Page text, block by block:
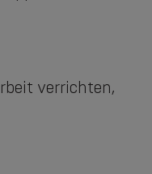
verrichten,